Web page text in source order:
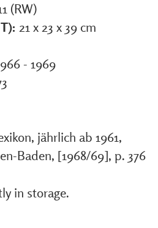
(RW)
21 x 23 x 39 cm
- 1969
jährlich ab 1961,
Baden, [1968/69], p. 376
in storage.